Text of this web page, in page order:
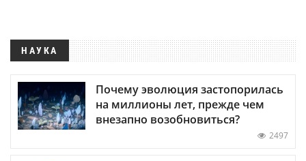
НАУКА
Почему эволюция застопорилась
на миллионы лет, прежде чем
внезапно возобновиться?
2497